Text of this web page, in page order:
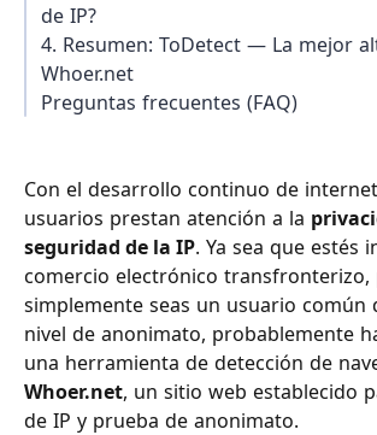
de IP?
4. Resumen: ToDetect — La mejor
Whoer.net
Preguntas frecuentes (FAQ)
Con el desarrollo continuo de
usuarios prestan atención a la
seguridad de la IP. Ya sea que estés
comercio electrónico transfronterizo,
simplemente seas un usuario común
nivel de anonimato, probablemente
una herramienta de detección de
Whoer.net, un sitio web establecido
de IP y prueba de anonimato.